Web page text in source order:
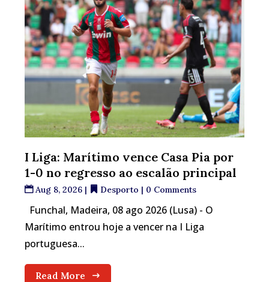
I Liga: Marítimo vence Casa Pia por
1-0 no regresso ao escalão principal
Aug 8, 2026 | Desporto | 0 Comments
Funchal, Madeira, 08 ago 2026 (Lusa) - O
Marítimo entrou hoje a vencer na I Liga
portuguesa...
Read More